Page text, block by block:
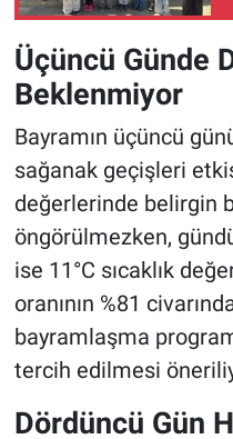
Üçüncü Günde
Beklenmiyor
Bayramın üçüncü
sağanak geçişleri
değerlerinde belirgin
öngörülmezken,
ise 11°C sıcaklık
oranının %81
bayramlaşma
tercih edilmesi
Dördüncü Gün